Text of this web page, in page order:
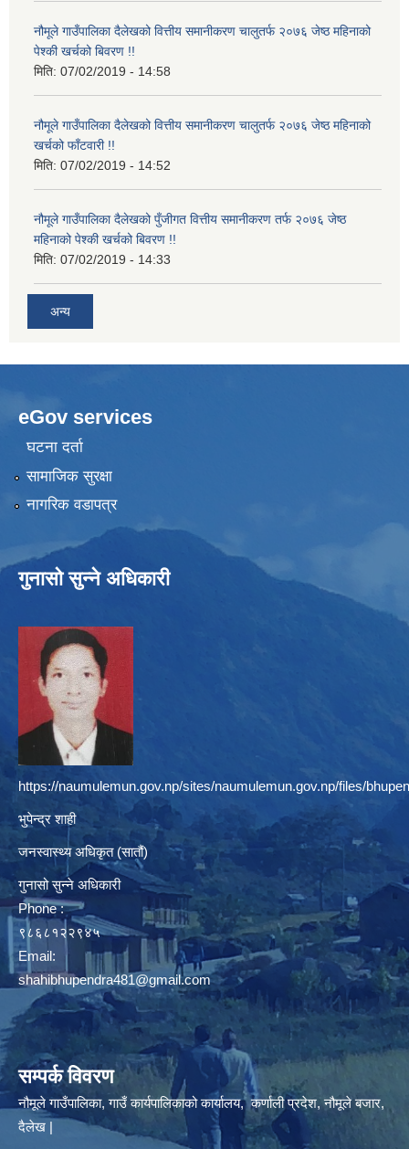
नौमूले गाउँपालिका दैलेखको वित्तीय समानीकरण चालुतर्फ २०७६ जेष्ठ महिनाको
पेश्की खर्चको बिवरण !!
मिति: 07/02/2019 - 14:58
नौमूले गाउँपालिका दैलेखको वित्तीय समानीकरण चालुतर्फ २०७६ जेष्ठ महिनाको
खर्चको फाँटवारी !!
मिति: 07/02/2019 - 14:52
नौमूले गाउँपालिका दैलेखको पुँजीगत वित्तीय समानीकरण तर्फ २०७६ जेष्ठ
महिनाको पेश्की खर्चको बिवरण !!
मिति: 07/02/2019 - 14:33
अन्य
eGov services
घटना दर्ता
सामाजिक सुरक्षा
नागरिक वडापत्र
गुनासो सुन्ने अधिकारी
https://naumulemun.gov.np/sites/naumulemun.gov.np/files/
भुपेन्द्र शाही
जनस्वास्थ्य अधिकृत (सातौं)
गुनासो सुन्ने अधिकारी
Phone :
९८६८१२२९४५
Email:
shahibhupendra481@gmail.com
सम्पर्क विवरण
नौमूले गाउँपालिका, गाउँ कार्यपालिकाको कार्यालय, कर्णाली प्रदेश, नौमूले बजार,
दैलेख |